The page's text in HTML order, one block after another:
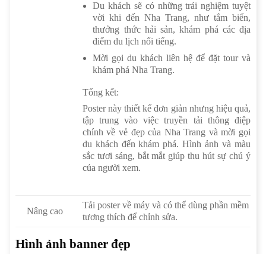
Du khách sẽ có những trải nghiệm tuyệt
vời khi đến Nha Trang, như tắm biển,
thưởng thức hải sản, khám phá các địa
điểm du lịch nổi tiếng.
Mời gọi du khách liên hệ để đặt tour và
khám phá Nha Trang.
Tổng kết:
Poster này thiết kế đơn giản nhưng hiệu quả,
tập trung vào việc truyền tải thông điệp
chính về vẻ đẹp của Nha Trang và mời gọi
du khách đến khám phá. Hình ảnh và màu
sắc tươi sáng, bắt mắt giúp thu hút sự chú ý
của người xem.
Nâng cao
Tải poster về máy và có thể dùng phần mềm
tương thích để chỉnh sửa.
Hình ảnh banner đẹp